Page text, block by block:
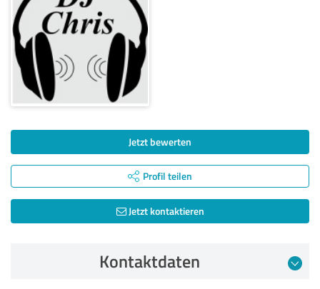
Jetzt bewerten
Profil teilen
Jetzt kontaktieren
Kontaktdaten